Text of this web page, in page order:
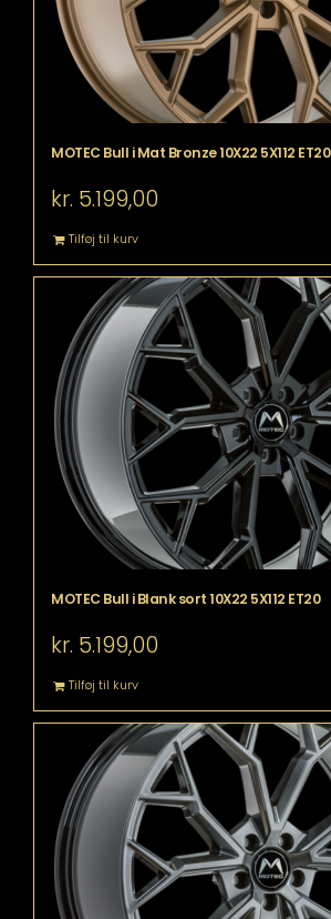
MOTEC Bull i Mat Bronze 10X22 5X112 ET20
kr. 5.199,00
Tilføj til kurv
MOTEC Bull i Blank sort 10X22 5X112 ET20
kr. 5.199,00
Tilføj til kurv